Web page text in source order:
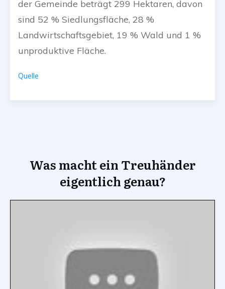
der Gemeinde beträgt 299 Hektaren, davon
sind 52 % Siedlungsfläche, 28 %
Landwirtschaftsgebiet, 19 % Wald und 1 %
unproduktive Fläche.
Quelle
Was macht ein Treuhänder
eigentlich genau?